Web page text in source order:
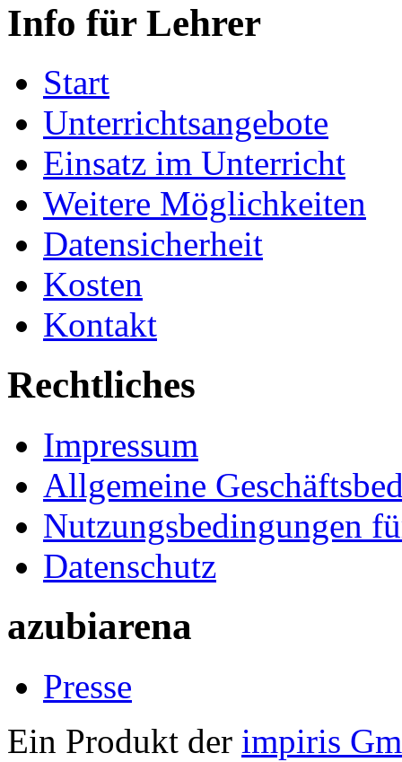
Info für Lehrer
Start
Unterrichtsangebote
Einsatz im Unterricht
Weitere Möglichkeiten
Datensicherheit
Kosten
Kontakt
Rechtliches
Impressum
Allgemeine
Nutzungsbedingungen
Datenschutz
azubiarena
Presse
Ein Produkt der impiris